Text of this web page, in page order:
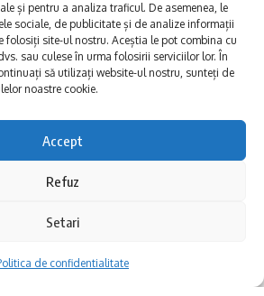
și pentru a analiza traficul. De asemenea, le
sociale, de publicitate și de analize informații
folosiți site-ul nostru. Aceștia le pot combina cu
sau culese în urma folosirii serviciilor lor. În
să utilizați website-ul nostru, sunteți de
noastre cookie.
Accept
Refuz
Setari
de confidentialitate
mari
mai
Afaceri și meșteșuguri
Actualitate